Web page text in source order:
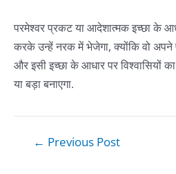
परमेश्वर प्रकट या आदेशात्मक इच्छा के
करके उन्हें नरक में भेजेगा, क्योंकि वो अपने
और इसी इच्छा के आधार पर विश्वासियों
या बड़ा बनाएगा.
← Previous Post